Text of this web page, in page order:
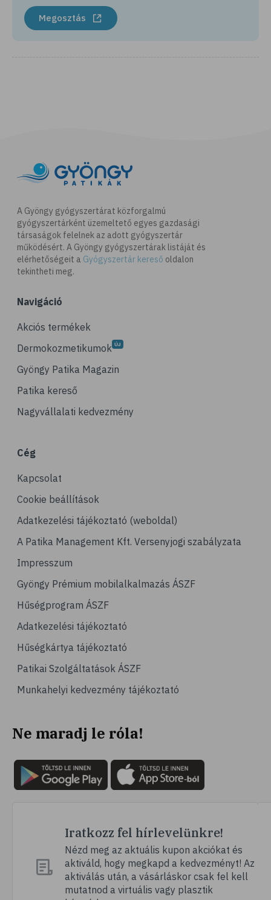
Megosztás
A Gyöngy gyógyszertárat közforgalmú
gyógyszertárként üzemeltető egyes gazdasági
társaságok felelnek az adott gyógyszertár
működésért. A Gyöngy gyógyszertárak listáját és
elérhetőségeit a Gyógyszertár kereső oldalon
tekintheti meg.
Navigáció
Akciós termékek
Dermokozmetikumok
Gyöngy Patika Magazin
Patika kereső
Nagyvállalati kedvezmény
Cég
Kapcsolat
Cookie beállítások
Adatkezelési tájékoztató (weboldal)
A Patika Management Kft. Versenyjogi szabályzata
Impresszum
Gyöngy Prémium mobilalkalmazás ÁSZF
Hűségprogram ÁSZF
Adatkezelési tájékoztató
Hűségkártya tájékoztató
Patikai Szolgáltatások ÁSZF
Munkahelyi kedvezmény tájékoztató
Ne maradj le róla!
Iratkozz fel hírlevelünkre!
Nézd meg az aktuális kupon akciókat és
aktiváld, hogy megkapd a kedvezményt! Az
aktiválás után, a vásárláskor csak fel kell
mutatnod a virtuális vagy plasztik